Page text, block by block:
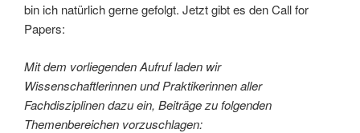
bin ich natürlich gerne gefolgt. Jetzt gibt es den Call for
Papers:
Mit dem vorliegenden Aufruf laden wir
Wissenschaftlerinnen und Praktikerinnen aller
Fachdisziplinen dazu ein, Beiträge zu folgenden
Themenbereichen vorzuschlagen: